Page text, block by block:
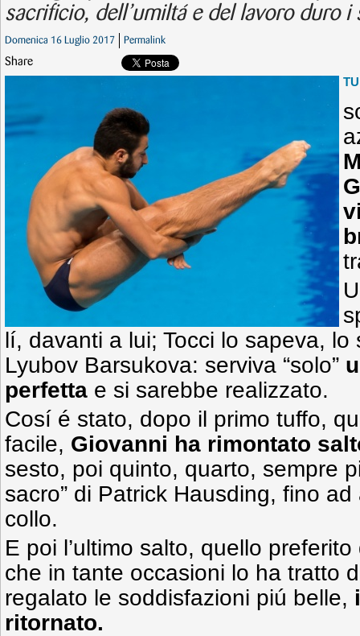
sacrificio, dell’umiltá e del lavoro duro i
Domenica 16 Luglio 2017 Permalink
Share
lí, davanti a lui; Tocci lo sapeva, lo
Lyubov Barsukova: serviva “solo”
perfetta e si sarebbe realizzato.
Cosí é stato, dopo il primo tuffo,
facile, Giovanni ha rimontato
sesto, poi quinto, quarto, sempre
sacro” di Patrick Hausding, fino
collo.
E poi l’ultimo salto, quello
che in tante occasioni lo ha tratto
regalato le soddisfazioni piú belle,
ritornato.